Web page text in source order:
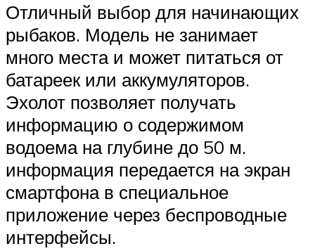
Отличный выбор для начинающих
рыбаков. Модель не занимает
много места и может питаться от
батареек или аккумуляторов.
Эхолот позволяет получать
информацию о содержимом
водоема на глубине до 50 м.
информация передается на экран
смартфона в специальное
приложение через беспроводные
интерфейсы.